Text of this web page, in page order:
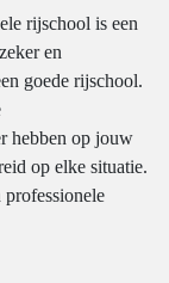
rijschool is een
en
goede rijschool.
hebben op jouw
op elke situatie.